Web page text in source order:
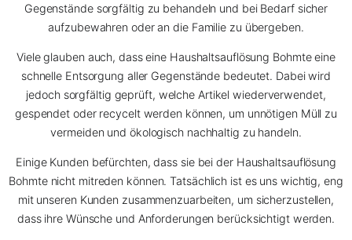
Gegenstände sorgfältig zu behandeln und bei Bedarf sicher
aufzubewahren oder an die Familie zu übergeben.
Viele glauben auch, dass eine Haushaltsauflösung Bohmte eine
schnelle Entsorgung aller Gegenstände bedeutet. Dabei wird
jedoch sorgfältig geprüft, welche Artikel wiederverwendet,
gespendet oder recycelt werden können, um unnötigen Müll zu
vermeiden und ökologisch nachhaltig zu handeln.
Einige Kunden befürchten, dass sie bei der Haushaltsauflösung
Bohmte nicht mitreden können. Tatsächlich ist es uns wichtig, eng
mit unseren Kunden zusammenzuarbeiten, um sicherzustellen,
dass ihre Wünsche und Anforderungen berücksichtigt werden.